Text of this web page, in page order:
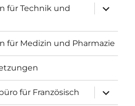
für Technik und
öffnen
für Medizin und Pharmazie
für Französisch
öffnen